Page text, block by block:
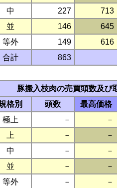
中
227
713
並
146
645
等外
149
616
合計
863
豚搬入枝肉の売買頭数及び
格別
頭数
最高価格
極上
－
－
上
－
－
中
－
－
並
－
－
等外
－ －